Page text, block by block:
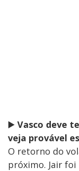
▶️ Vasco deve
veja provável
O retorno do
próximo. Jair